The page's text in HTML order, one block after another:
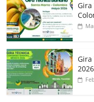
Gira
Gira
2026